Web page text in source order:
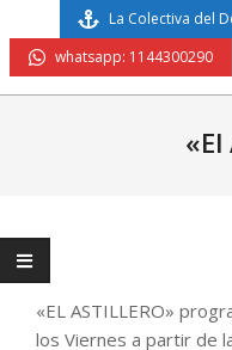
to
content
La Colectiva del
whatsapp: 1144300290
«EL ASTILLERO»
los Viernes a partir de